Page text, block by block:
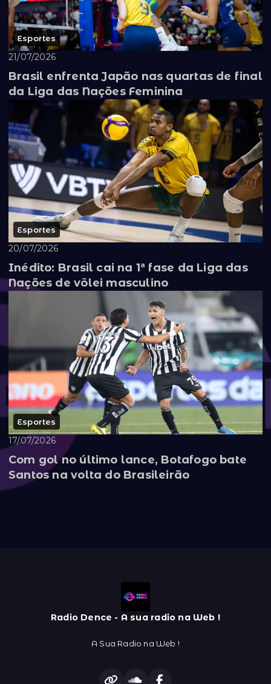
Esportes
21/07/2026
Brasil enfrenta Japão nas quartas de final
da Liga das Nações Feminina
Esportes
20/07/2026
Inédito: Brasil cai na 1ª fase da Liga das
Nações de vôlei masculino
Esportes
17/07/2026
Com gol no último lance, Botafogo bate
Santos na volta do Brasileirão
Radio Dence - A sua radio na Web !
A Sua Radio na Web !